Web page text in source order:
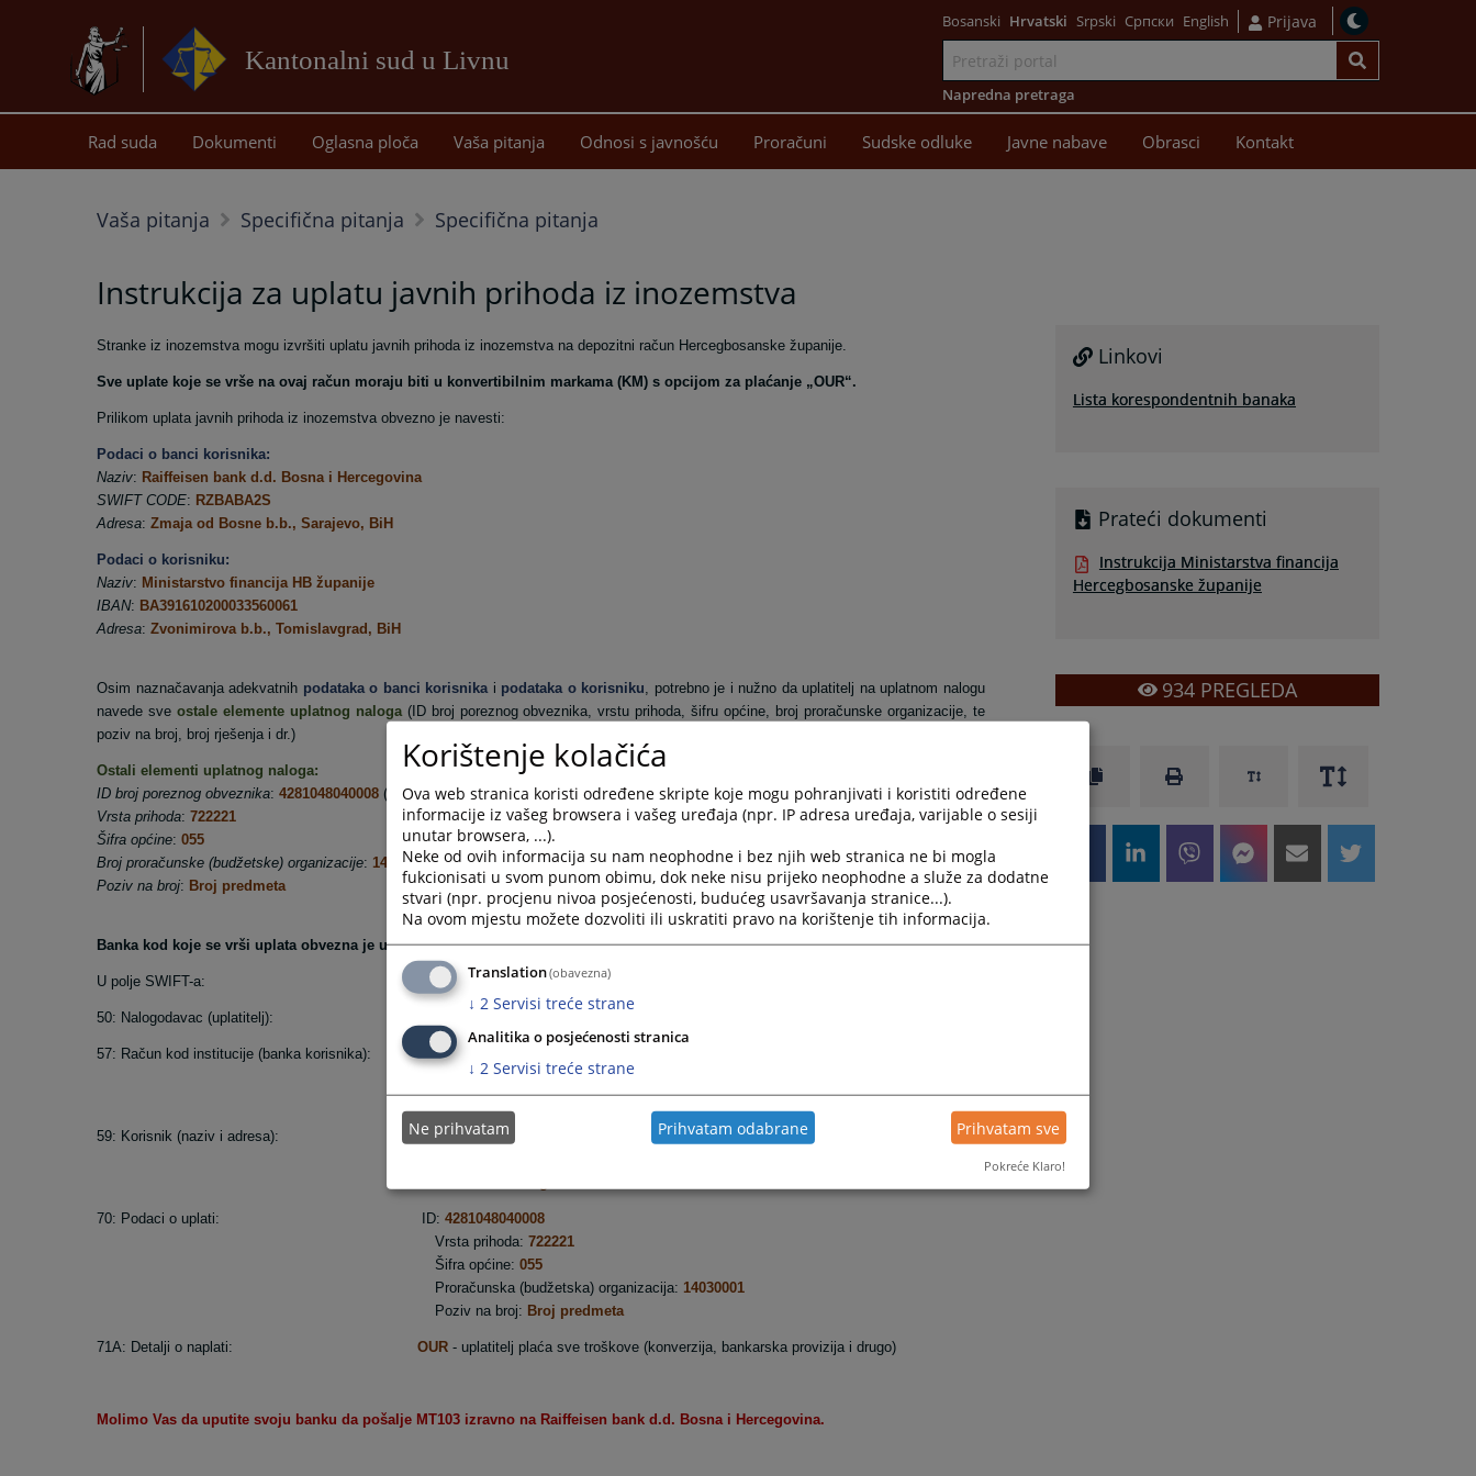
Kantonalni sud u Livnu
sadržaj
Bosanski Hrvatski Srpski Српски English Prijava
Napredna pretraga
Rad suda Dokumenti Oglasna ploča Vaša pitanja Odnosi s javnošću Proračuni Sudske odluke Javne nabave Obrasci Kontakt
Vaša pitanja Specifična pitanja Specifična pitanja
Instrukcija za uplatu javnih prihoda iz inozemstva
Stranke iz inozemstva mogu izvršiti uplatu javnih prihoda iz inozemstva na depozitni račun Hercegbosanske županije.
Sve uplate koje se vrše na ovaj račun moraju biti u konvertibilnim markama (KM) s opcijom za plaćanje „OUR“.
Prilikom uplata javnih prihoda iz inozemstva obvezno je navesti:
Podaci o banci korisnika:
Naziv: Raiffeisen bank d.d. Bosna i Hercegovina
SWIFT CODE: RZBABA2S
Adresa: Zmaja od Bosne b.b., Sarajevo, BiH
Podaci o korisniku:
Naziv: Ministarstvo financija HB županije
IBAN: BA391610200033560061
Adresa: Zvonimirova b.b., Tomislavgrad, BiH
Osim naznačavanja adekvatnih podataka o banci korisnikai podataka o korisniku, potrebno je i nužno da uplatitelj na uplatnom nalogu
navede sve ostale elemente uplatnog naloga(ID broj poreznog obveznika, vrstu prihoda, šifru općine, broj proračunske organizacije, te
poziv na broj, broj rješenja i dr.)
Ostali elementi uplatnog naloga:
ID broj poreznog obveznika: 4281048040008 (Kantonalni sud u Livnu)
Vrsta prihoda: 722221
Šifra općine: 055
Broj proračunske (budžetske) organizacije: 14030001
Poziv na broj: Broj predmeta
Banka kod koje se vrši uplata obvezna je upisati sljedeće podatke:
U polje SWIFT-a:
50: Nalogodavac (uplatitelj):
57: Račun kod institucije (banka korisnika):BA391610200033560061
Raiffeisen bank d.d. Bosna i Hercegovina
RZBABA2S
59: Korisnik (naziv i adresa):Ministarstvo financija HB županije
70: Podaci o uplati: ID: 4281048040008
Vrsta prihoda: 722221
Šifra općine: 055
Proračunska (budžetska) organizacija: 14030001
Poziv na broj: Broj predmeta
71A: Detalji o naplati: OUR - uplatitelj plaća sve troškove (konverzija, bankarska provizija i drugo)
Molimo Vas da uputite svoju banku da pošalje MT103 izravno na Raiffeisen bank d.d. Bosna i Hercegovina.
Linkovi
Lista korespondentnih banaka
Prateći dokumenti
Instrukcija Ministarstva financija
Hercegbosanske županije
934PREGLEDA
Korištenje kolačića
Ova web stranica koristi određene skripte koje mogu pohranjivati i koristiti određene
informacije iz vašeg browsera i vašeg uređaja (npr. IP adresa uređaja, varijable o sesiji
unutar browsera, ...).
Neke od ovih informacija su nam neophodne i bez njih web stranica ne bi mogla
fukcionisati u svom punom obimu, dok neke nisu prijeko neophodne a služe za dodatne
stvari (npr. procjenu nivoa posjećenosti, budućeg usavršavanja stranice...).
Na ovom mjestu možete dozvoliti ili uskratiti pravo na korištenje tih informacija.
Translation(obavezna)
↓ 2 Servisi treće strane
Analitika o posjećenosti stranica
↓ 2 Servisi treće strane
Ne prihvatam Prihvatam odabrane Prihvatam sve
Pokreće Klaro!